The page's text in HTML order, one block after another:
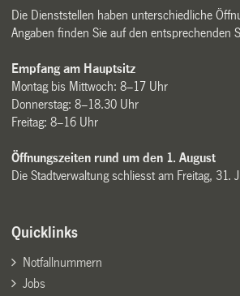
Die Dienststellen haben unterschiedliche
Angaben finden Sie auf den entsprechenden
Empfang am Hauptsitz
Montag bis Mittwoch: 8–17 Uhr
Donnerstag: 8–18.30 Uhr
Freitag: 8–16 Uhr
Öffnungszeiten rund um den 1. August
Die Stadtverwaltung schliesst am Freitag, 31.
Quicklinks
Notfallnummern
Jobs